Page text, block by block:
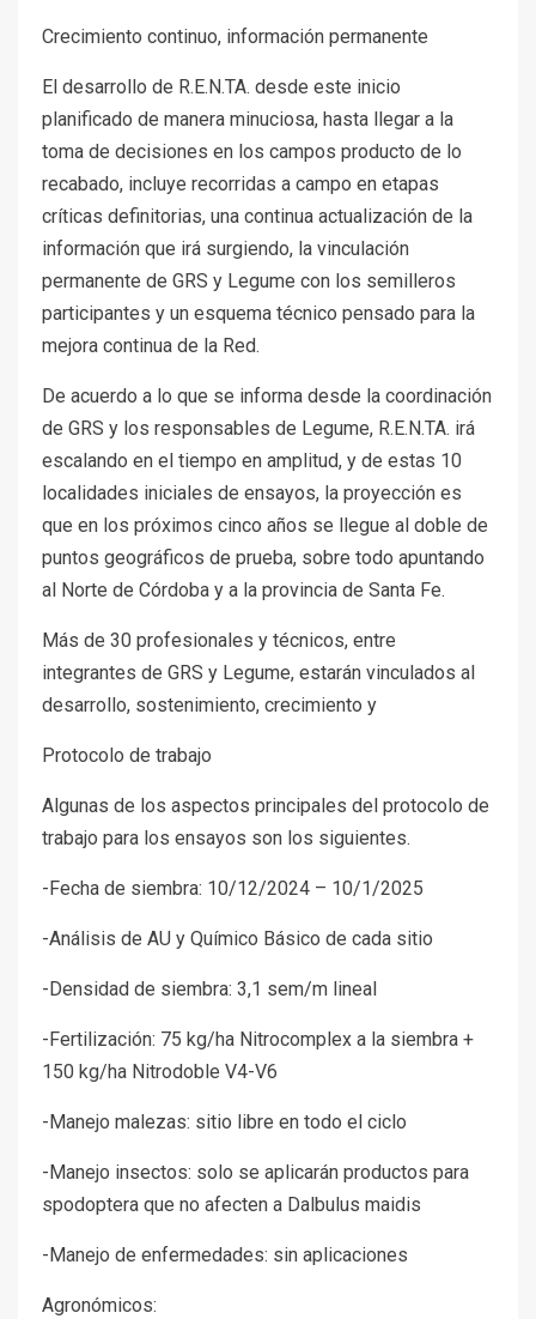
Crecimiento continuo, información permanente
El desarrollo de R.E.N.TA. desde este inicio
planificado de manera minuciosa, hasta llegar a la
toma de decisiones en los campos producto de lo
recabado, incluye recorridas a campo en etapas
críticas definitorias, una continua actualización de la
información que irá surgiendo, la vinculación
permanente de GRS y Legume con los semilleros
participantes y un esquema técnico pensado para la
mejora continua de la Red.
De acuerdo a lo que se informa desde la coordinación
de GRS y los responsables de Legume, R.E.N.TA. irá
escalando en el tiempo en amplitud, y de estas 10
localidades iniciales de ensayos, la proyección es
que en los próximos cinco años se llegue al doble de
puntos geográficos de prueba, sobre todo apuntando
al Norte de Córdoba y a la provincia de Santa Fe.
Más de 30 profesionales y técnicos, entre
integrantes de GRS y Legume, estarán vinculados al
desarrollo, sostenimiento, crecimiento y
Protocolo de trabajo
Algunas de los aspectos principales del protocolo de
trabajo para los ensayos son los siguientes.
-Fecha de siembra: 10/12/2024 – 10/1/2025
-Análisis de AU y Químico Básico de cada sitio
-Densidad de siembra: 3,1 sem/m lineal
-Fertilización: 75 kg/ha Nitrocomplex a la siembra +
150 kg/ha Nitrodoble V4-V6
-Manejo malezas: sitio libre en todo el ciclo
-Manejo insectos: solo se aplicarán productos para
spodoptera que no afecten a Dalbulus maidis
-Manejo de enfermedades: sin aplicaciones
Agronómicos: